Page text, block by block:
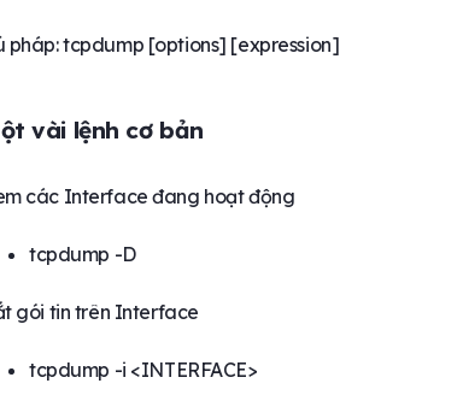
pháp: tcpdump [options] [expression]
vài lệnh cơ bản
các Interface đang hoạt động
tcpdump -D
gói tin trên Interface
tcpdump -i <INTERFACE>